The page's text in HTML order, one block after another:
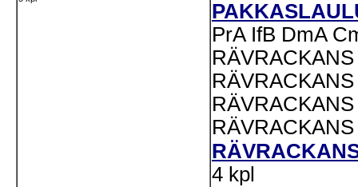
PrA IfB DmA
4 kpl